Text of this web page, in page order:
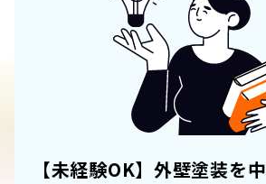
【未経験OK】外壁塗装を